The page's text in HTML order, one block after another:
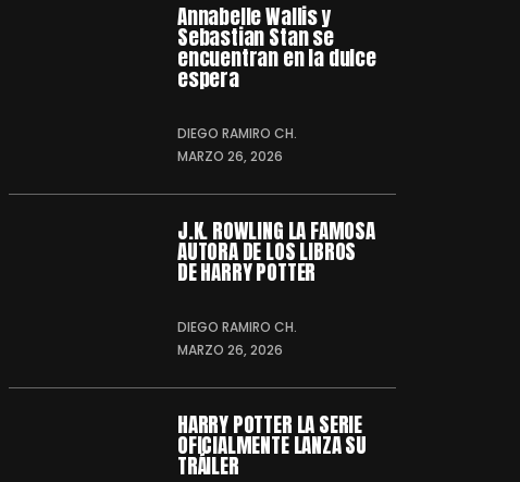
Annabelle Wallis y
Sebastian Stan se
encuentran en la dulce
espera
DIEGO RAMIRO CH.
MARZO 26, 2026
J.K. ROWLING LA FAMOSA
AUTORA DE LOS LIBROS
DE HARRY POTTER
DIEGO RAMIRO CH.
MARZO 26, 2026
HARRY POTTER LA SERIE
OFICIALMENTE LANZA SU
TRÁILER